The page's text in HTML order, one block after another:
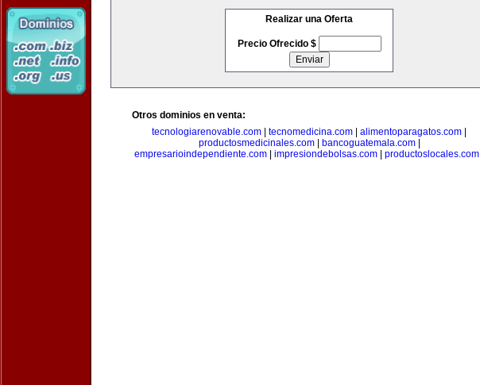
Realizar una Oferta
Precio Ofrecido $
Otros dominios en venta:
tecnologiarenovable.com
tecnomedicina.com alimentoparagatos.com
productosmedicinales.com| bancoguatemala.com|
empresarioindependiente.com
impresiondebolsas.com productoslocales.com